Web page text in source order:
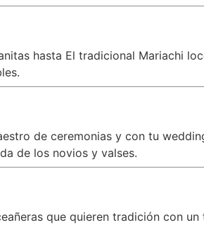
hasta El tradicional Mariachi
de ceremonias y con tu
de los novios y valses.
que quieren tradición con